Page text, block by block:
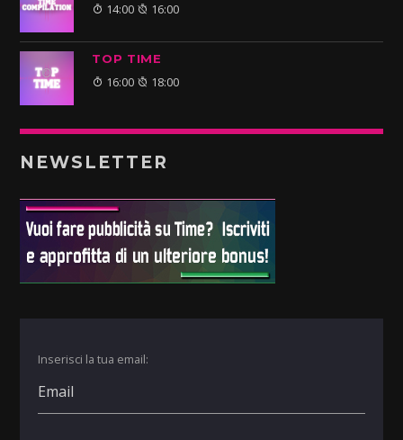
14:00 16:00
TOP TIME
16:00 18:00
NEWSLETTER
Inserisci la tua email: